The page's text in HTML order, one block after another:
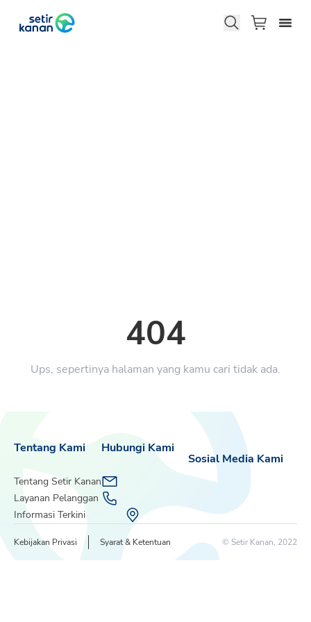
404
Ups, sepertinya halaman yang kamu cari tidak ada.
Tentang Kami
Tentang Setir Kanan
Layanan Pelanggan
Informasi Terkini
Sosial Media Kami
Hubungi Kami
Kebijakan Privasi Syarat & Ketentuan © Setir Kanan, 2022